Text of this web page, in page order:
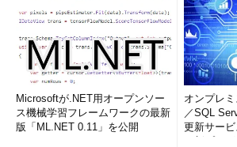
Microsoftが.NET用オープンソー
ス機械学習フレームワークの最新
版「ML.NET 0.11」を公開
オンプレ
／SQL
更新サー